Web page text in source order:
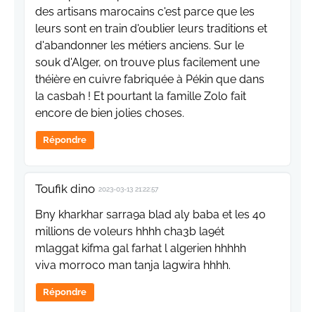
des artisans marocains c'est parce que les
leurs sont en train d'oublier leurs traditions et
d'abandonner les métiers anciens. Sur le
souk d'Alger, on trouve plus facilement une
théière en cuivre fabriquée à Pékin que dans
la casbah ! Et pourtant la famille Zolo fait
encore de bien jolies choses.
Répondre
Toufik dino 2023-03-13 21:22:57
Bny kharkhar sarra9a blad aly baba et les 40
millions de voleurs hhhh cha3b la9ét
mlaggat kifma gal farhat l algerien hhhhh
viva morroco man tanja lagwira hhhh.
Répondre